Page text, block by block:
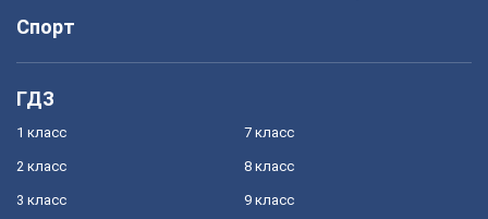
Спорт
ГДЗ
1 класс
2 класс
3 класс
7 класс
8 класс
9 класс